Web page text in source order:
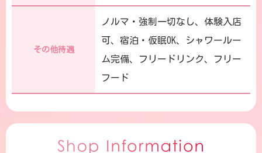
その他待遇
ノルマ・強制一切なし、体験入店
可、宿泊・仮眠OK、シャワールー
ム完備、フリードリンク、フリー
フード